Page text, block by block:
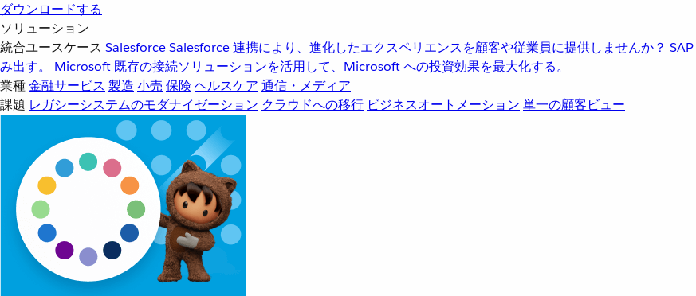
ダウンロードする
ソリューション
統合ユースケース SalesforceSalesforce 連携により、進化したエクスペリエンスを顧客や従業員に提供しませんか？ SAP
み出す。
Microsoft 既存の接続ソリューションを活用して、Microsoft への投資効果を最大化する。
業種金融サービス 製造 小売 保険 ヘルスケア 通信・メディア
課題 レガシーシステムのモダナイゼーション クラウドへの移行 ビジネスオートメーション 単一の顧客ビュー